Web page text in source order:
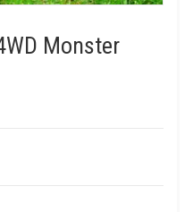
Monster